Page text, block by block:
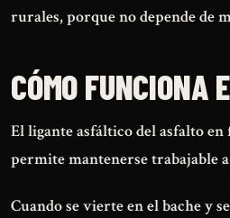
rurales, porque no depende de
CÓMO FUNCIONA
El ligante asfáltico del asfalto
permite mantenerse trabajable
Cuando se vierte en el bache y